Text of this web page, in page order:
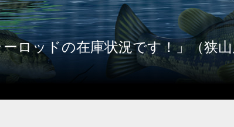
ロッドの在庫状況です！」（狭